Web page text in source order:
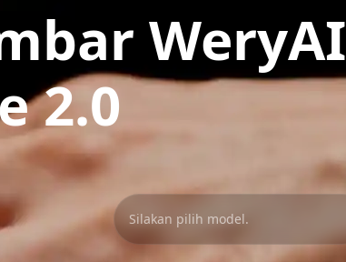
WeryAI
2.0
Silakan pilih model.